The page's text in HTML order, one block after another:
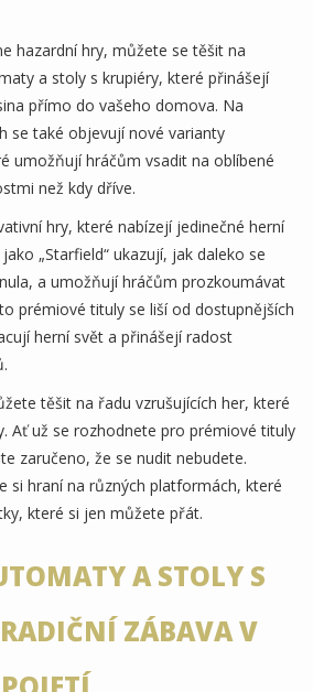
hazardní hry, můžete se těšit na
a stoly s krupiéry, které přinášejí
přímo do vašeho domova. Na
se také objevují nové varianty
umožňují hráčům vsadit na oblíbené
než kdy dříve.
hry, které nabízejí jedinečné herní
„Starfield“ ukazují, jak daleko se
a umožňují hráčům prozkoumávat
prémiové tituly se liší od dostupnějších
herní svět a přinášejí radost
těšit na řadu vzrušujících her, které
Ať už se rozhodnete pro prémiové tituly
zaručeno, že se nudit nebudete.
si hraní na různých platformách, které
které si jen můžete přát.
A STOLY S
ZÁBAVA V